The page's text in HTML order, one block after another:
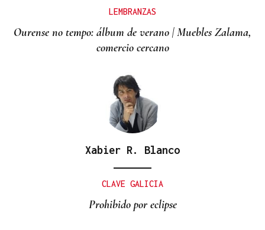
LEMBRANZAS
Ourense no tempo: álbum de verano | Muebles Zalama,
comercio cercano
Xabier R. Blanco
CLAVE GALICIA
Prohibido por eclipse